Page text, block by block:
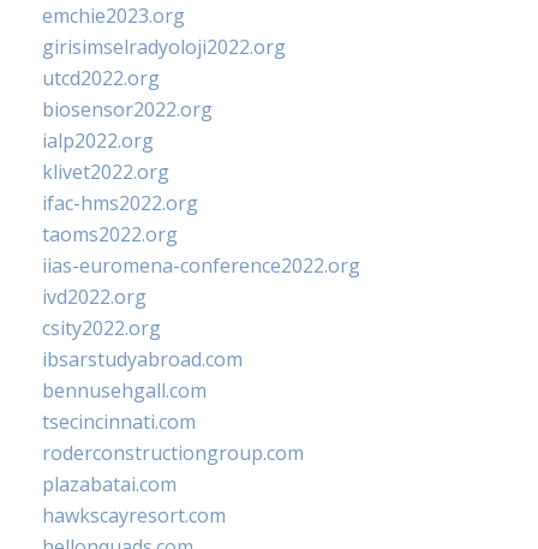
emchie2023.org
girisimselradyoloji2022.org
utcd2022.org
biosensor2022.org
ialp2022.org
klivet2022.org
ifac-hms2022.org
taoms2022.org
iias-euromena-conference2022.org
ivd2022.org
csity2022.org
ibsarstudyabroad.com
bennusehgall.com
tsecincinnati.com
roderconstructiongroup.com
plazabatai.com
hawkscayresort.com